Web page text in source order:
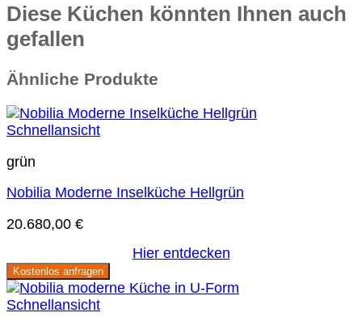
Diese Küchen könnten Ihnen auch
gefallen
Ähnliche Produkte
Schnellansicht
grün
Nobilia Moderne Inselküche Hellgrün
20.680,00 €
Hier entdecken
Kostenlos anfragen
Schnellansicht